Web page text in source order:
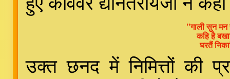
’’गाली सुन
कहि है
घरतैं
उक्त छनद में निमित्तों की